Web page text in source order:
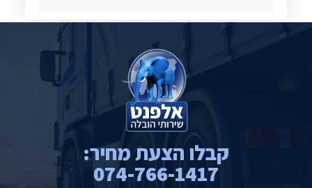
קבלו הצעת מחיר:
074-766-1417